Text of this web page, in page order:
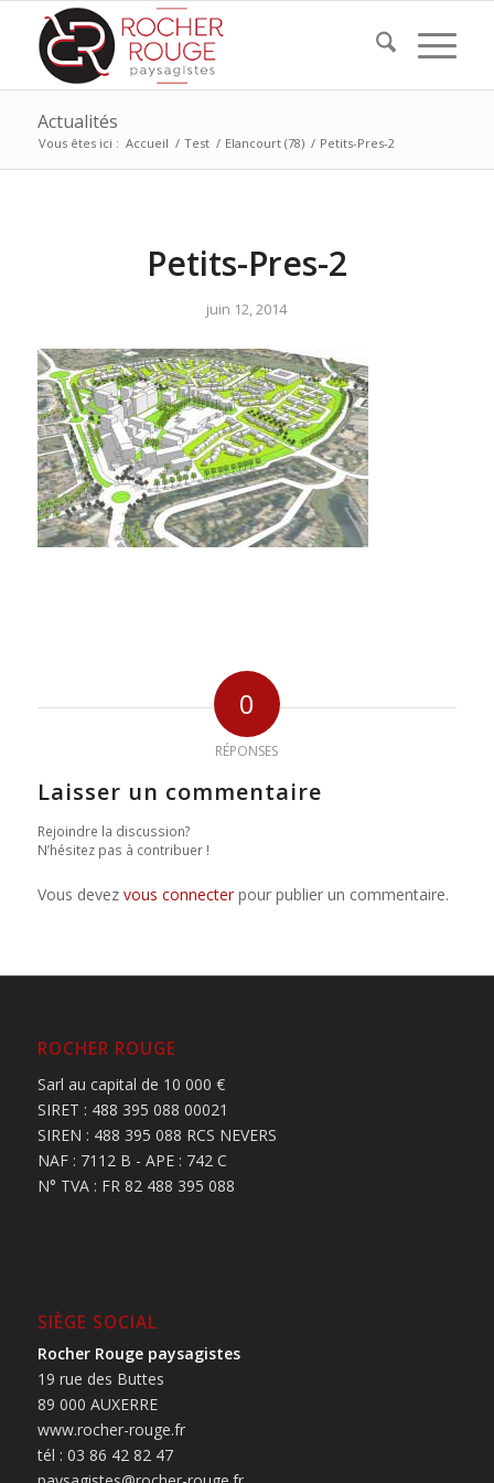
Actualités
Vous êtes ici : Accueil / Test / Elancourt (78) / Petits-Pres-2
Petits-Pres-2
juin 12, 2014
0
RÉPONSES
Laisser un commentaire
Rejoindre la discussion?
N’hésitez pas à contribuer !
Vous devez vous connecterpour publier un commentaire.
ROCHER ROUGE
Sarl au capital de 10 000 €
SIRET : 488 395 088 00021
SIREN : 488 395 088 RCS NEVERS
NAF : 7112 B - APE : 742 C
N° TVA : FR 82 488 395 088
SIÈGE SOCIAL
Rocher Rouge paysagistes
19 rue des Buttes
89 000 AUXERRE
www.rocher-rouge.fr
tél : 03 86 42 82 47